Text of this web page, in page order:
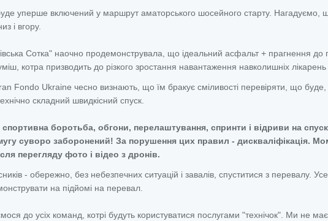
уперше включений у маршрут аматорського шосейного старту. Нагадуємо,
і вгору.
Сотка" наочно продемонструвала, що ідеальний асфальт + прагнення
котра призводить до різкого зростання навантаження навколишніх лікарень
Fondo Ukraine чесно визнають, що їм бракує сміливості перевіряти, що
складний швидкісний спуск.
боротьба, обгони, перелаштування, спринти і відриви на
суворо заборонений! За порушення цих правил - дискваліфікація.
перегляду фото і відео з дронів.
- обережно, без небезпечних ситуацій і завалів, спуститися з перевалу.
на підйомі на перевал.
до усіх команд, котрі будуть користуватися послугами "технічок". Ми не